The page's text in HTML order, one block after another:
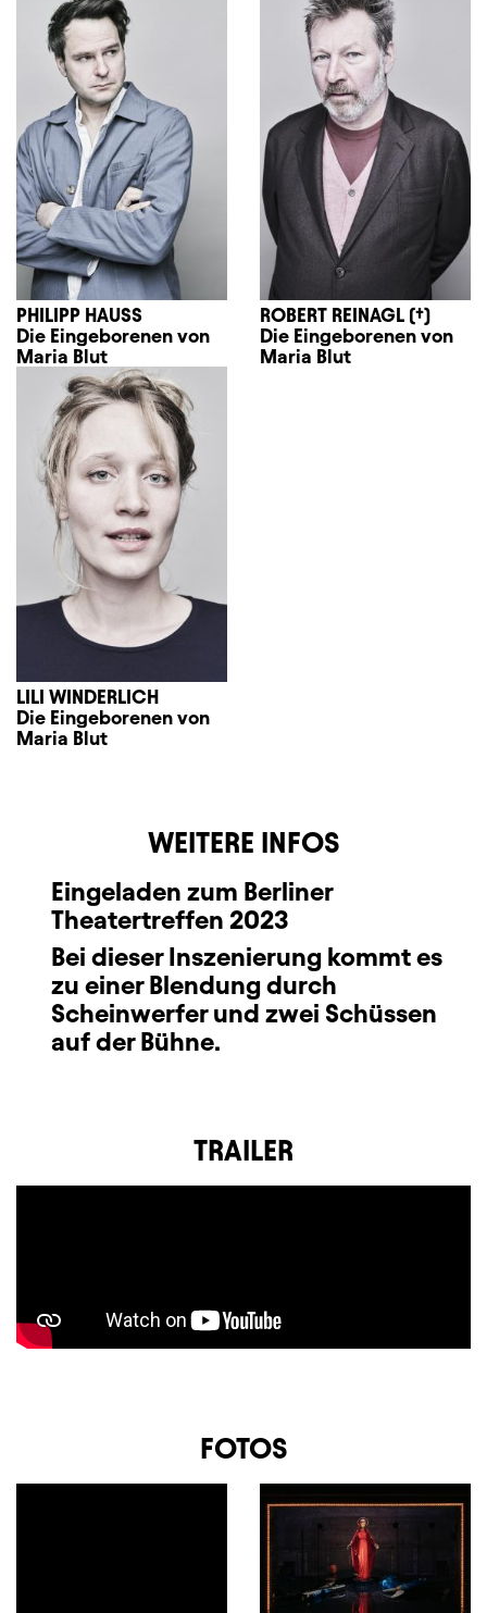
PHILIPP HAUSS
Die Eingeborenen von
Maria Blut
ROBERT REINAGL (†)
Die Eingeborenen von
Maria Blut
LILI WINDERLICH
Die Eingeborenen von
Maria Blut
WEITERE INFOS
Eingeladen zum Berliner
Theatertreffen 2023
Bei dieser Inszenierung kommt es
zu einer Blendung durch
Scheinwerfer und zwei Schüssen
auf der Bühne.
TRAILER
FOTOS